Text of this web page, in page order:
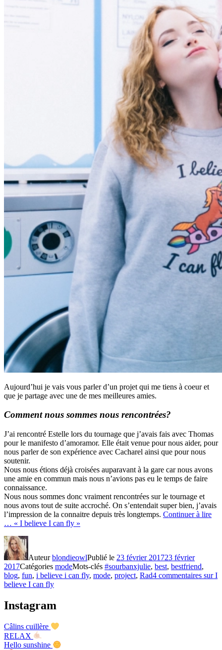
Aujourd’hui je vais vous parler d’un projet qui me tiens à coeur et
que je partage avec une de mes meilleures amies.
Comment nous sommes nous rencontrées?
J’ai rencontré Estelle lors du tournage que j’avais fais avec Thomas
pour le manifesto d’amoramor. Elle était venue pour nous aider, pour
nous parler de son expérience avec Cacharel ainsi que pour nous
soutenir.
Nous nous étions déjà croisées auparavant à la gare car nous avons
une amie en commun mais nous n’avions pas eu le temps de faire
connaissance.
Nous nous sommes donc vraiment rencontrées sur le tournage et
nous avons tout de suite accroché. On s’entendait super bien, j’avais
l’impression de la connaitre depuis très longtemps. Continuer à lire
… « I believe I can fly »
AuteurblondieowlPublié le 23 février 201723 février
2017Catégories modeMots-clés #sourbanxjulie, best, bestfriend,
blog, fun, i believe i can fly, mode, project, Rad4 commentaires sur I
believe I can fly
Instagram
Câlins cuillère
RELAX
Hello sunshine